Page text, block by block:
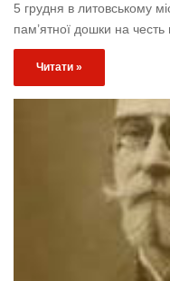
5 грудня в литовському
пам’ятної дошки на
Читати »